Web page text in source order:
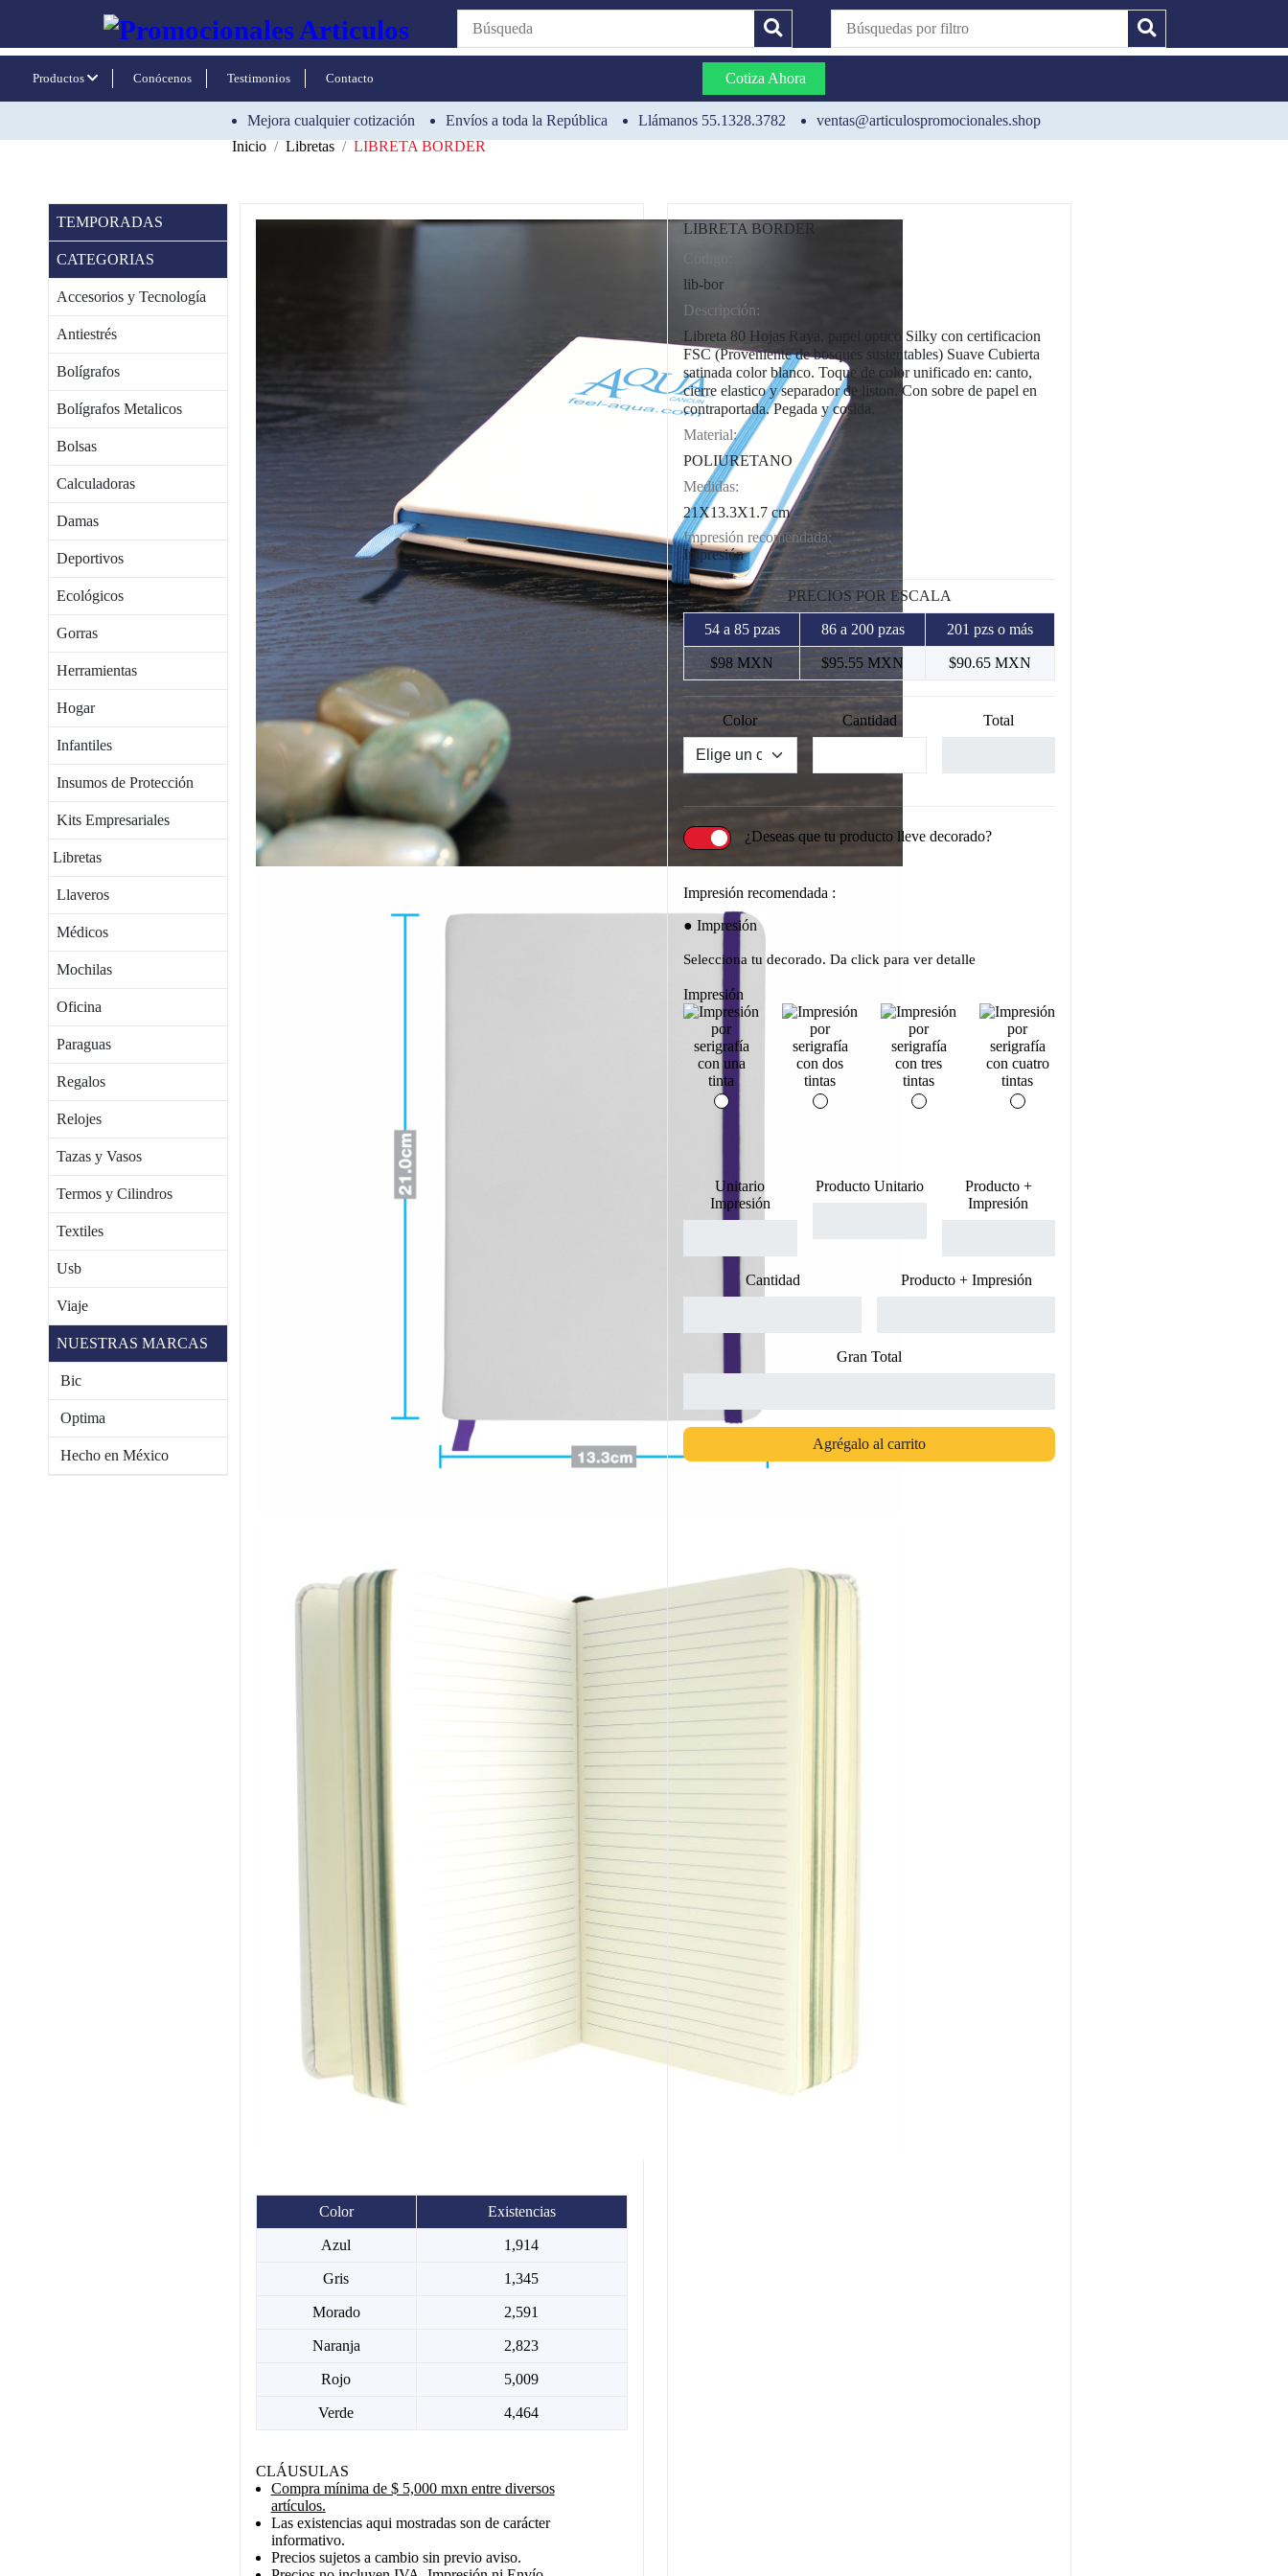
Productos Conócenos Testimonios Contacto Cotiza Ahora
Mejora cualquier cotización Envíos a toda la República Llámanos 55.1328.3782
ventas@articulospromocionales.shop
Inicio
Libretas LIBRETA BORDER
TEMPORADAS
CATEGORIAS
Accesorios y Tecnología
Antiestrés
Bolígrafos
Bolígrafos Metalicos
Bolsas
Calculadoras
Damas
Deportivos
Ecológicos
Gorras
Herramientas
Hogar
Infantiles
Insumos de Protección
Kits Empresariales
Libretas
Llaveros
Médicos
Mochilas
Oficina
Paraguas
Regalos
Relojes
Tazas y Vasos
Termos y Cilindros
Textiles
Usb
Viaje
NUESTRAS MARCAS
Bic
Optima
Hecho en México
Color Existencias
Azul 1,914
Gris 1,345
Morado 2,591
Naranja 2,823
Rojo 5,009
Verde 4,464
CLÁUSULAS
Compra mínima de $ 5,000 mxn entre diversos
artículos.
Las existencias aqui mostradas son de carácter
informativo.
Precios sujetos a cambio sin previo aviso.
LIBRETA BORDER
lib-bor
Descripción:
Libreta 80 Hojas Raya, papel optico Silky con certificacion
FSC (Proveniente de bosques sustentables) Suave Cubierta
satinada color blanco. Toque de color unificado en: canto,
cierre elastico y separador de liston. Con sobre de papel en
contraportada. Pegada y cosida.
Material:
POLIURETANO
Medidas:
21X13.3X1.7 cm
Impresión recomendada:
Impresión
PRECIOS POR ESCALA
54 a 85 pzas 86 a 200 pzas 201 pzs o más
$98 MXN $95.55 MXN $90.65 MXN
Color Cantidad Total
¿Deseas que tu producto lleve decorado?
Impresión recomendada :
Impresión
Selecciona tu decorado. Da click para ver detalle
Impresión
Unitario
Impresión
Producto Unitario
Producto +
Impresión
Cantidad Producto + Impresión
Gran Total
Agrégalo al carrito